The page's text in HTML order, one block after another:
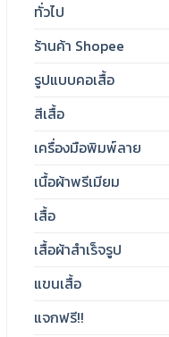
ทั่วไป
ร้านค้า Shopee
รูปแบบคอเสื้อ
สีเสื้อ
เครื่องมือพิมพ์ลาย
เนื้อผ้าพรีเมียม
เสื้อ
เสื้อผ้าสำเร็จรูป
แขนเสื้อ
แจกฟรี!!